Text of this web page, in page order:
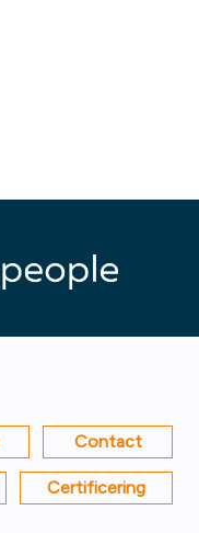
Contact
Certificering